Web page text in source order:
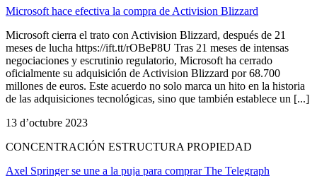
Microsoft hace efectiva la compra de Activision Blizzard
Microsoft cierra el trato con Activision Blizzard, después de 21
meses de lucha https://ift.tt/rOBeP8U Tras 21 meses de intensas
negociaciones y escrutinio regulatorio, Microsoft ha cerrado
oficialmente su adquisición de Activision Blizzard por 68.700
millones de euros. Este acuerdo no solo marca un hito en la historia
de las adquisiciones tecnológicas, sino que también establece un [...]
13 d’octubre 2023
CONCENTRACIÓN ESTRUCTURA PROPIEDAD
Axel Springer se une a la puja para comprar The Telegraph